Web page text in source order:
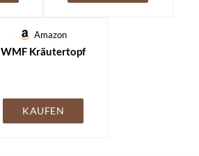
Amazon
WMF Kräutertopf
KAUFEN